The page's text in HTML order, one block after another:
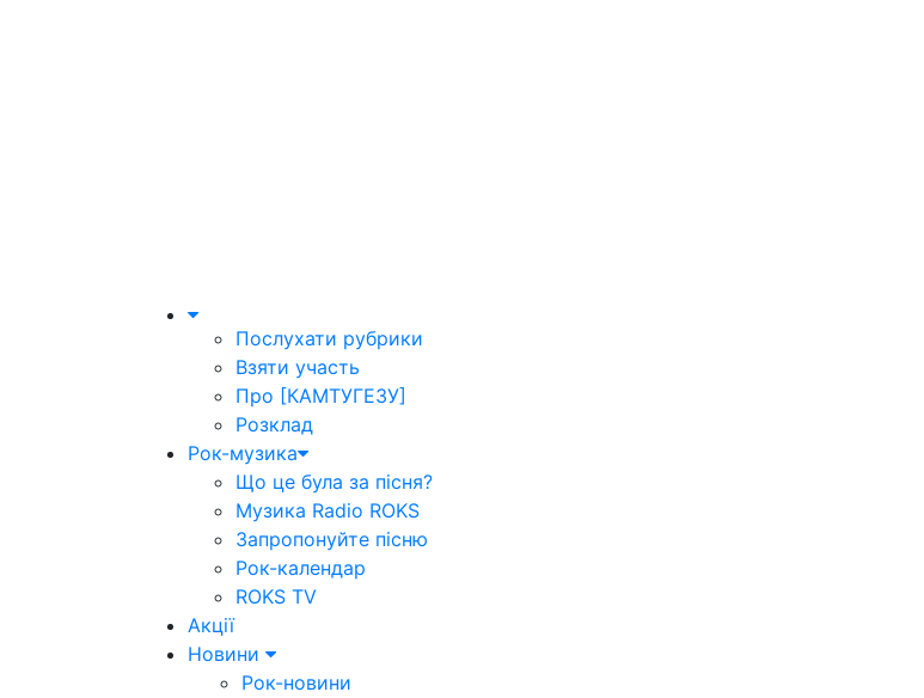
Послухати рубрики
Взяти участь
Про [КАМТУГЕЗУ]
Розклад
Рок-музика
Що це була за пісня?
Музика Radio ROKS
Запропонуйте пісню
Рок-календар
ROKS TV
Акції
Новини
Рок-новини